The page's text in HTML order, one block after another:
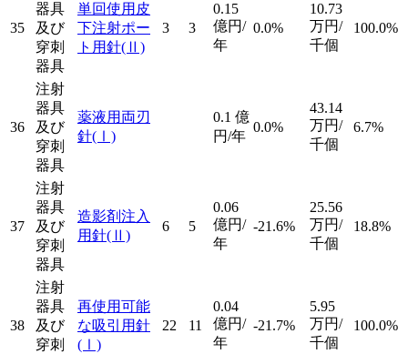
35
器具
及び
穿刺
器具
単回使用皮
下注射ポー
ト用針(Ⅱ)
3 3
0.15
億円/
年
0.0%
10.73
万円/
千個
100.0%
36
注射
器具
及び
穿刺
器具
薬液用両刃
針(Ⅰ)
0.1 億
円/年
0.0%
43.14
万円/
千個
6.7%
37
注射
器具
及び
穿刺
器具
造影剤注入
用針(Ⅱ)
6 5
0.06
億円/
年
-21.6%
25.56
万円/
千個
18.8%
38
注射
器具
及び
穿刺
再使用可能
な吸引用針
(Ⅰ)
22 11
0.04
億円/
年
-21.7%
5.95
万円/
千個
100.0%